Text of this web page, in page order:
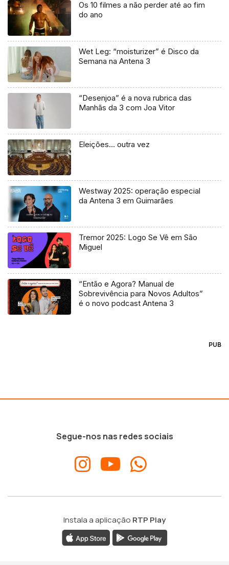
Os 10 filmes a não perder até ao fim
do ano
Wet Leg: “moisturizer” é Disco da
Semana na Antena 3
“Desenjoa” é a nova rubrica das
Manhãs da 3 com Joa Vitor
Eleições… outra vez
Westway 2025: operação especial
da Antena 3 em Guimarães
Tremor 2025: Logo Se Vê em São
Miguel
“Então e Agora? Manual de
Sobrevivência para Novos Adultos”
é o novo podcast Antena 3
PUB
Segue-nos nas redes sociais
Instala a aplicação RTP Play